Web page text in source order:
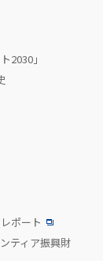
2030」
ポート
ティア振興財